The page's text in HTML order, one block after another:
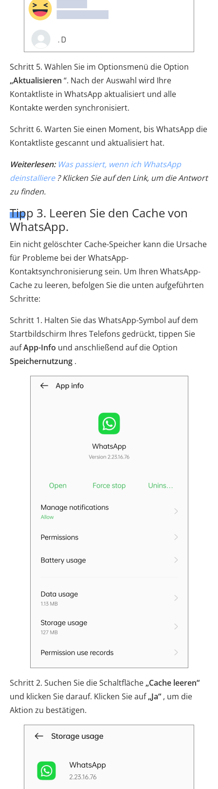
Schritt 5. Wählen Sie im Optionsmenü die Option
„Aktualisieren “. Nach der Auswahl wird Ihre
Kontaktliste in WhatsApp aktualisiert und alle
Kontakte werden synchronisiert.
Schritt 6. Warten Sie einen Moment, bis WhatsApp die
Kontaktliste gescannt und aktualisiert hat.
Weiterlesen: Was passiert, wenn ich WhatsApp
deinstalliere? Klicken Sie auf den Link, um die Antwort
zu finden.
Tipp 3. Leeren Sie den Cache von
WhatsApp.
Ein nicht gelöschter Cache-Speicher kann die Ursache
für Probleme bei der WhatsApp-
Kontaktsynchronisierung sein. Um Ihren WhatsApp-
Cache zu leeren, befolgen Sie die unten aufgeführten
Schritte:
Schritt 1. Halten Sie das WhatsApp-Symbol auf dem
Startbildschirm Ihres Telefons gedrückt, tippen Sie
aufApp-Info und anschließend auf die Option
Speichernutzung .
Schritt 2. Suchen Sie die Schaltfläche „Cache leeren“
und klicken Sie darauf. Klicken Sie auf„Ja“ , um die
Aktion zu bestätigen.